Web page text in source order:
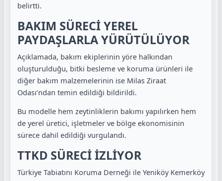
belirtti.
BAKIM SÜRECİ YEREL
PAYDAŞLARLA YÜRÜTÜLÜYOR
Açıklamada, bakım ekiplerinin yöre halkından
oluşturulduğu, bitki besleme ve koruma ürünleri ile
diğer bakım malzemelerinin ise Milas Ziraat
Odası’ndan temin edildiği bildirildi.
Bu modelle hem zeytinliklerin bakımı yapılırken hem
de yerel üretici, işletmeler ve bölge ekonomisinin
sürece dahil edildiği vurgulandı.
TTKD SÜRECİ İZLİYOR
Türkiye Tabiatını Koruma Derneği ile Yeniköy Kemerköy